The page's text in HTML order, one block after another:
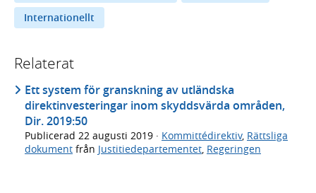
Internationellt
Relaterat
Ett system för granskning av utländska
direktinvesteringar inom skyddsvärda områden,
Dir. 2019:50
Publicerad 22 augusti 2019 · Kommittédirektiv, Rättsliga
dokument från Justitiedepartementet, Regeringen